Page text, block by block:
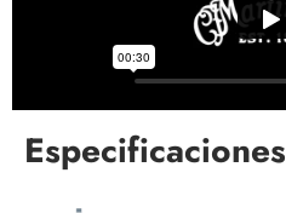
Especificaciones